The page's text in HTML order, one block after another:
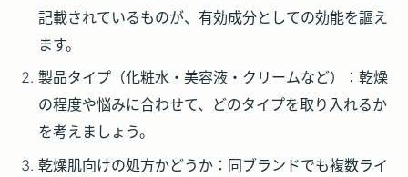
記載されているものが、有効成分としての効能を謳え
ます。
製品タイプ（化粧水・美容液・クリームなど）
：乾燥
の程度や悩みに合わせて、どのタイプを取り入れるか
を考えましょう。
乾燥肌向けの処方かどうか ：同ブランドでも複数ライ